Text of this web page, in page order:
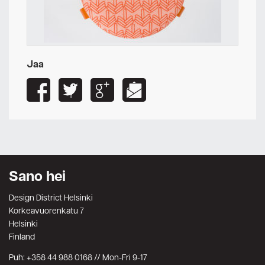
Jaa
Sano hei
Design District Helsinki
Korkeavuorenkatu 7
Helsinki
Finland
Puh: +358 44 988 0168 // Mon-Fri 9-17